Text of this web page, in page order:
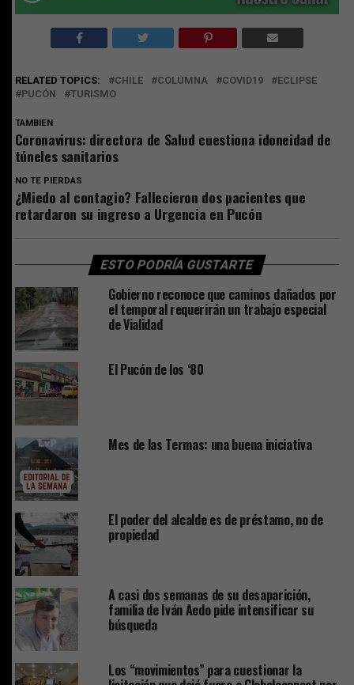
RELATED TOPICS: CHILE COLUMNA COVID19
ECLIPSE
PUCÓN
TURISMO
TAMBIEN
Coronavirus: directora de Salud cuestiona idoneidad de
túneles sanitarios
NO TE PIERDAS
¿Miedo al contagio? Fallecieron dos pacientes que
retardaron su ingreso a Urgencia en Pucón
ESTO PODRÍA GUSTARTE
Gobierno reconoce que caminos dañados por
el temporal requerirán un trabajo especial
de Vialidad
El Pucón de los ‘80
Mes de las Termas: una buena iniciativa
El poder del alcalde es de préstamo, no de
propiedad
A casi dos semanas de su desaparición,
familia de Iván Aedo pide intensificar su
búsqueda
Los “movimientos” para cuestionar la